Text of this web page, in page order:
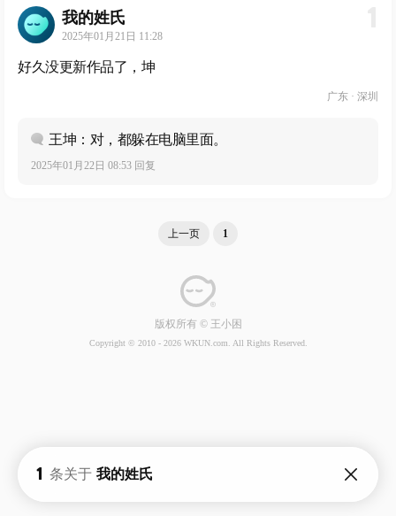
工作室
我的姓氏
2025年01月21日 11:28
好久没更新作品了，坤
广东 · 深圳
王坤：对，都躲在电脑里面。
2025年01月22日 08:53 回复
1 条关于 我的姓氏
上一页 1
版权所有 © 王小困
Copyright © 2010 - 2026 WKUN.com. All Rights Reserved.